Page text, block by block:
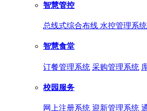
智慧管控
总线式综合布线 水控管理系统
智慧食堂
订餐管理系统 采购管理系统
校园服务
网上注册系统 迎新管理系统